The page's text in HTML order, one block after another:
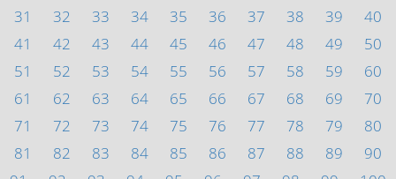
31
32 33 34 35 36 37 38 39
40
41
42 43 44 45 46 47 48 49
50
51
52 53 54 55 56 57 58 59
60
61
62 63 64 65 66 67 68 69
70
71
72 73 74 75 76 77 78 79
80
81
82 83 84 85 86 87 88 89
90